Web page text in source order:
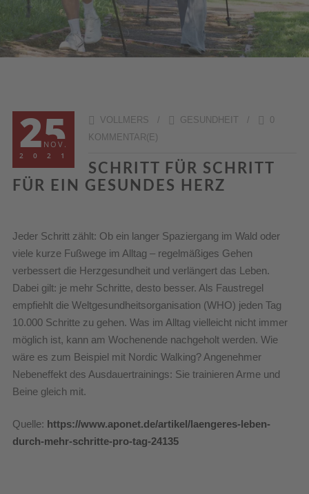
25
NOV.
2021
VOLLMERS / GESUNDHEIT /
0
KOMMENTAR(E)
SCHRITT FÜR SCHRITT
FÜR EIN GESUNDES HERZ
Jeder Schritt zählt: Ob ein langer Spaziergang im Wald oder
viele kurze Fußwege im Alltag – regelmäßiges Gehen
verbessert die Herzgesundheit und verlängert das Leben.
Dabei gilt: je mehr Schritte, desto besser. Als Faustregel
empfiehlt die Weltgesundheitsorganisation (WHO) jeden Tag
10.000 Schritte zu gehen. Was im Alltag vielleicht nicht immer
möglich ist, kann am Wochenende nachgeholt werden. Wie
wäre es zum Beispiel mit Nordic Walking? Angenehmer
Nebeneffekt des Ausdauertrainings: Sie trainieren Arme und
Beine gleich mit.
Quelle: https://www.aponet.de/artikel/laengeres-leben-
durch-mehr-schritte-pro-tag-24135